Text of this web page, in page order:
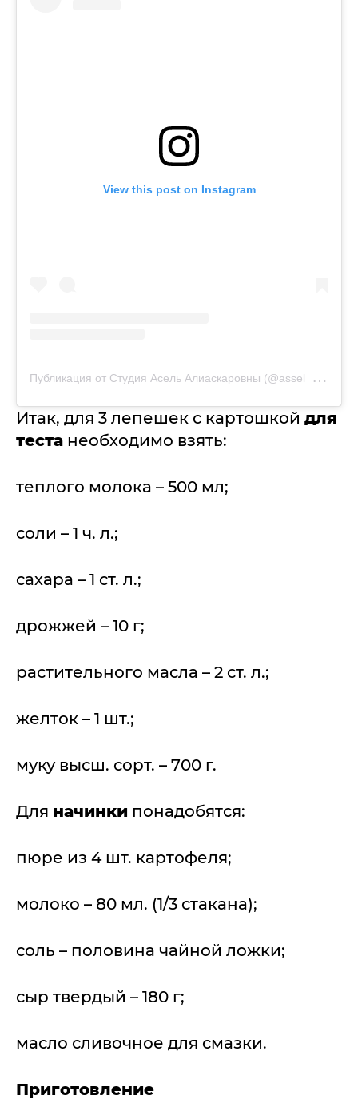
View this post on Instagram
П
убликация от Студия Асель Алиаскаровны (@assel_aliaskarovna)
Итак, для 3 лепешек с картошкой для
теста необходимо взять:
теплого молока – 500 мл;
соли – 1 ч. л.;
сахара – 1 ст. л.;
дрожжей – 10 г;
растительного масла – 2 ст. л.;
желток – 1 шт.;
муку высш. сорт. – 700 г.
Для начинки понадобятся:
пюре из 4 шт. картофеля;
молоко – 80 мл. (1/3 стакана);
соль – половина чайной ложки;
сыр твердый – 180 г;
масло сливочное для смазки.
Приготовление